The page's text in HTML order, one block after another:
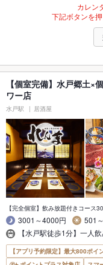
カレン
下記ボタンを
【個室完備】水戸郷土×
ワー店
水戸駅 居酒屋
【完全個室】飲み放題付きコース
3001～4000円
501
【水戸駅徒歩1分】一人
【アプリ予約限定】最大800ポイ